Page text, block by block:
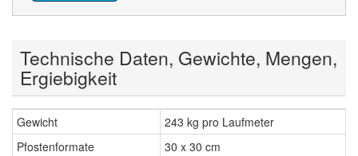
Technische Daten, Gewichte, Mengen,
Ergiebigkeit
Gewicht
243 kg pro Laufmeter
Pfostenformate
30 x 30 cm